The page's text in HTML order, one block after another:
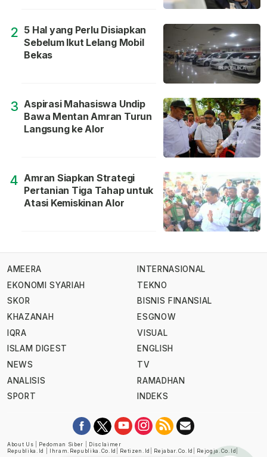
2 5 Hal yang Perlu Disiapkan
Sebelum Ikut Lelang Mobil
Bekas
3 Aspirasi Mahasiswa Undip
Bawa Mentan Amran Turun
Langsung ke Alor
4 Amran Siapkan Strategi
Pertanian Tiga Tahap untuk
Atasi Kemiskinan Alor
AMEERA
EKONOMI SYARIAH
SKOR
KHAZANAH
IQRA
ISLAM DIGEST
NEWS
ANALISIS
SPORT
INTERNASIONAL
TEKNO
BISNIS FINANSIAL
ESGNOW
VISUAL
ENGLISH
TV
RAMADHAN
INDEKS
About Us Pedoman Siber
Disclaimer
Republika.id
Ihram.republika.co.id Retizen.id Rejabar.co.id Rejogja.co.id